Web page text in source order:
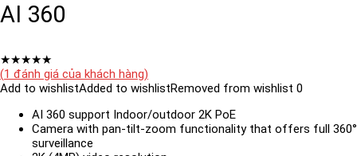
AI 360
★★★★★
(1 đánh giá của khách hàng)
Add to wishlistAdded to wishlistRemoved from wishlist 0
AI 360 support Indoor/outdoor 2K PoE
Camera with pan-tilt-zoom functionality that offers full 360°
surveillance